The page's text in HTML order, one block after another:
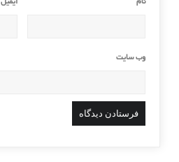
وب‌ سایت